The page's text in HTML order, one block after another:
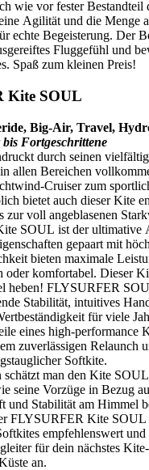
wie vor fester Bestandteil
Agilität und die Menge
echte Begeisterung. Der
Fluggefühl und
Spaß zum kleinen Preis!
Kite SOUL
Big-Air, Travel,
Fortgeschrittene
durch seinen
allen Bereichen
Cruiser zum
bietet auch dieser Kite
voll angeblasenen
SOUL ist der ultimative
gepaart mit
bieten maximale
oder komfortabel. Dieser
heben! FLYSURFER
Stabilität, intuitives
für viele
eines high-performance
zuverlässigen Relaunch
Softkite.
schätzt man den Kite
seine Vorzüge in Bezug
und Stabilität am Himmel
FLYSURFER Kite SOUL
empfehlenswert und
für dein nächstes
an.